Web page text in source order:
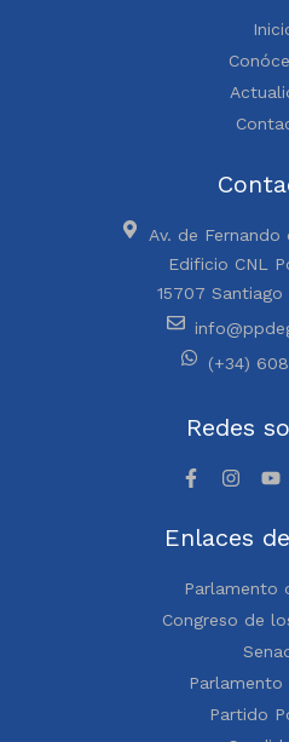
Av. de Fernando
Edificio CNL
15707
(+34)
Redes
Enlaces
Parlamento
Congreso de
Parlamento
Partido